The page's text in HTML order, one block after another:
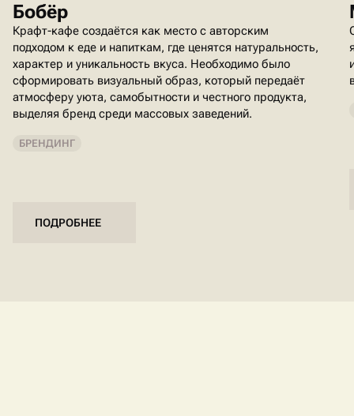
Бобёр
Крафт-кафе создаётся как место с авторским
подходом к еде и напиткам, где ценятся натуральность,
характер и уникальность вкуса. Необходимо было
сформировать визуальный образ, который передаёт
атмосферу уюта, самобытности и честного продукта,
выделяя бренд среди массовых заведений.
БРЕНДИНГ
ПОДРОБНЕЕ